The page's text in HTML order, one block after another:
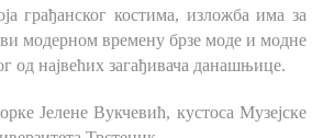
грађанског костима, изложба има за
модерном времену брзе моде и модне
од највећих загађивача данашњице.
Јелене Вукчевић, кустоса Музејске